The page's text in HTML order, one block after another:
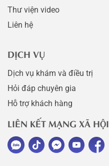
Thư viện video
Liên hệ
DỊCH VỤ
Dịch vụ khám và điều trị
Hỏi đáp chuyên gia
Hỗ trợ khách hàng
LIÊN KẾT MẠNG XÃ HỘI